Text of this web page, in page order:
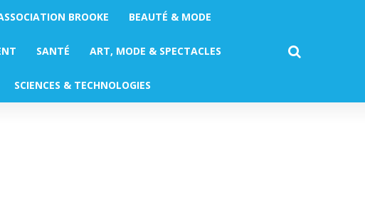
BROOKE BEAUTÉ & MODE
SANTÉ ART, MODE & SPECTACLES
SCIENCES & TECHNOLOGIES